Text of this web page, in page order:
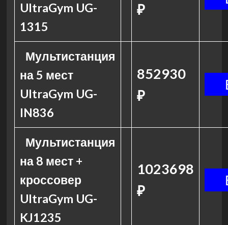
UltraGym UG-
1315
₽
Мультистанция
на 5 мест
UltraGym UG-
IN836
852930
₽
Мультистанция
на 8 мест +
кроссовер
UltraGym UG-
KJ1235
1023698
₽